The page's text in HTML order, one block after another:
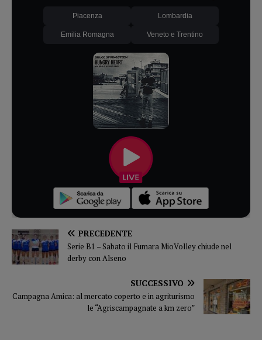
Piacenza Lombardia
Emilia Romagna Veneto e Trentino
PRECEDENTE
Serie B1 – Sabato il Fumara MioVolley chiude nel
derby con Alseno
SUCCESSIVO
Campagna Amica: al mercato coperto e in agriturismo
le “Agriscampagnate a km zero”